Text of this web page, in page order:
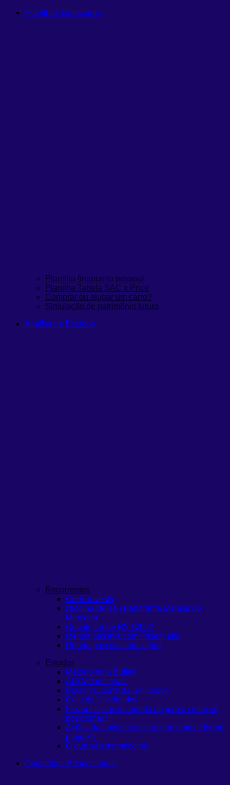
Planilhas financeiras
Planilha financeira pessoal
Planilha Tabela SAC x Price
Comprar ou alugar um carro?
Simulação de patrimônio futuro
Análises e Estudos
Recorrentes
Onde Investir
Rico na Bolsa | Panorama Mensal do
Mercado
Quanto rende R$ 1000?
Renda passiva com Fiisem alta
Renda passiva com ações
Estudos
Metodologia Buffett
ARCA funciona?
Bolsa vs. corte da Selicnovo
Guia de Dividendos
Fiis em ciclos de queda de juros: como se
posicionar?
Ações da bolsa brasileira que nunca deram
prejuízo
O que são memecoins
Conteúdos Educacionais